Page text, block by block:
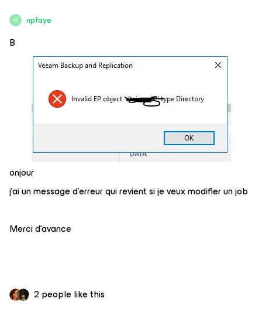
N npfaye
B
onjour
j’ai un message d’erreur qui revient si je veux modifier un job
Merci d’avance
2 people like this